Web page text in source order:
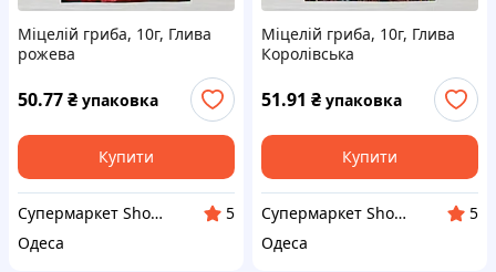
Міцелій гриба, 10г, Глива
рожева
50.77₴ упаковка
Купити
Супермаркет ShopTour
5
Одеса
Міцелій гриба, 10г, Глива
Королівська
51.91 ₴ упаковка
Купити
Супермаркет ShopTour
5
Одеса